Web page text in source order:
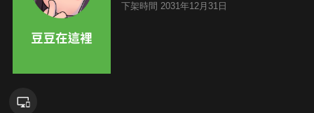
下架時間 2031年12月31日